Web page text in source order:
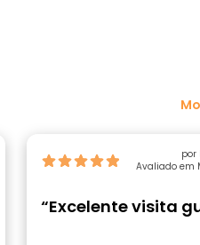
por
Avaliado em
“Excelente visita